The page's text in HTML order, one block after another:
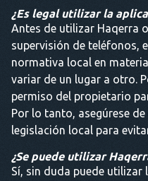
¿Es legal utilizar la
Antes de utilizar Haqerra
supervisión de teléfonos,
normativa local en
variar de un lugar a otro.
permiso del propietario
Por lo tanto, asegúrese
legislación local para
¿Se puede utilizar
Sí, sin duda puede utilizar